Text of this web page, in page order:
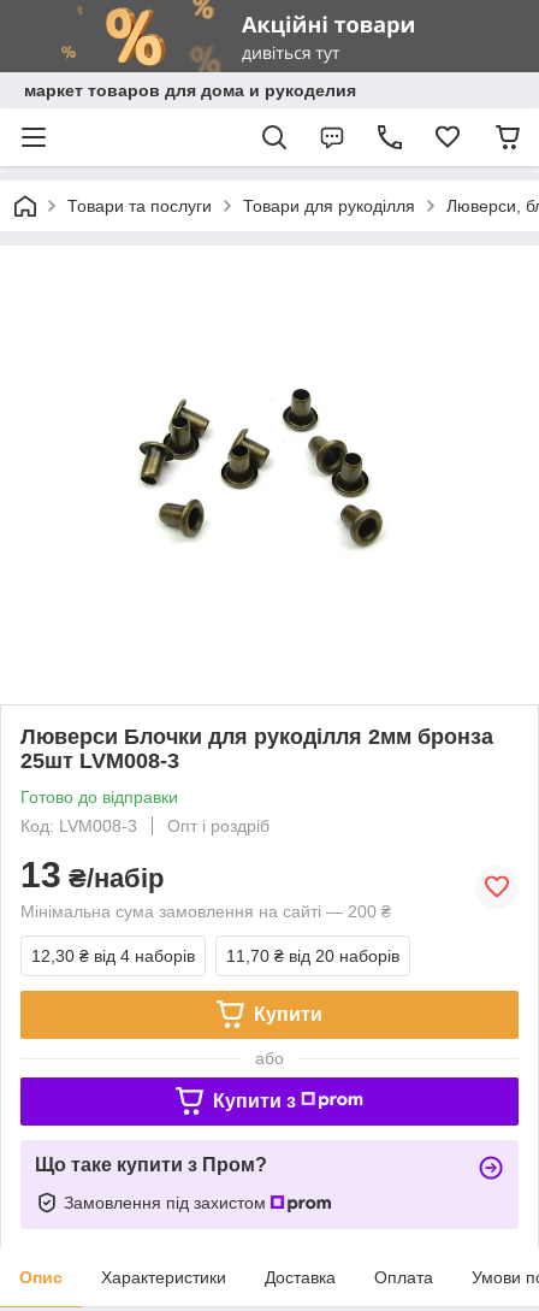
маркет товаров для дома и рукоделия
Товари та послуги Товари для рукоділля Люверси,
Люверси Блочки для рукоділля 2мм бронза
25шт LVМ008-3
Готово до відправки
Код: LVМ008-3
Опт і роздріб
13 ₴/набір
Мінімальна сума замовлення на сайті — 200 ₴
12,30 ₴ від 4 наборів 11,70 ₴ від 20 наборів
Купити
або
Купити з
Що таке купити з Пром?
Замовлення під захистом
Опис Характеристики Доставка Оплата Умови